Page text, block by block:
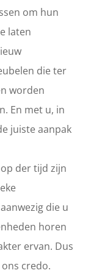
om hun
laten
die ter
worden
En met u, in
juiste aanpak
der tijd zijn
die u
horen
ervan. Dus
credo.